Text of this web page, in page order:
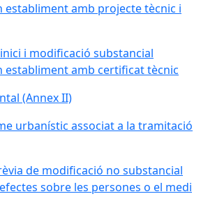
establiment amb projecte tècnic i
i modificació substancial
establiment amb certificat tècnic
(Annex II)
urbanístic associat a la tramitació
de modificació no substancial
sobre les persones o el medi